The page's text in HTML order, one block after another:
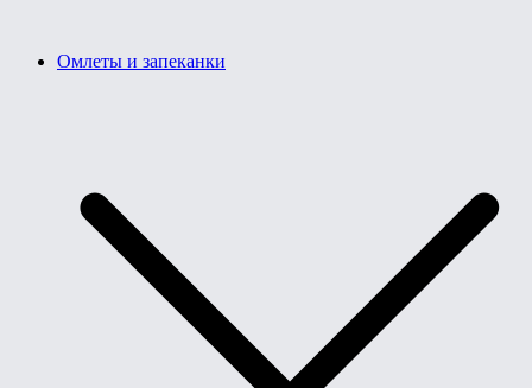
Омлеты и запеканки